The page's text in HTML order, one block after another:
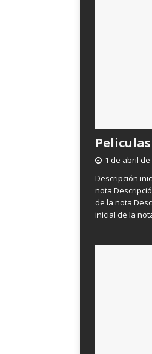
Peliculas
1 de abril de
Descripción
nota
de la nota
inicial de la